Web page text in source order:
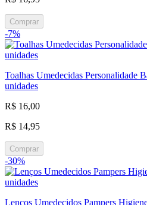
Comprar
-7%
Toalhas Umedecidas Personalidade
unidades
R$ 16,00
R$ 14,95
Comprar
-30%
Lenços Umedecidos Pampers